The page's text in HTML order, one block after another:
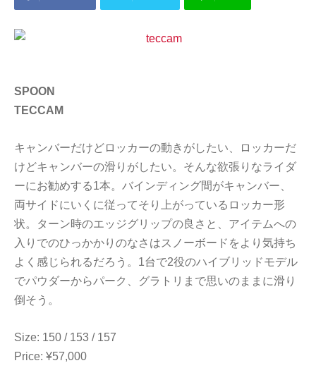
SPOON
TECCAM
キャンバーだけどロッカーの動きがしたい、ロッカーだ
けどキャンバーの滑りがしたい。そんな欲張りなライダ
ーにお勧めする1本。バインディング間がキャンバー、
両サイドにいくに従ってそり上がっているロッカー形
状。ターン時のエッジグリップの良さと、アイテムへの
入りでのひっかかりのなさはスノーボードをより気持ち
よく感じられるだろう。1台で2役のハイブリッドモデル
でパウダーからパーク、グラトリまで思いのままに滑り
倒そう。
Size: 150 / 153 / 157
Price: ¥57,000